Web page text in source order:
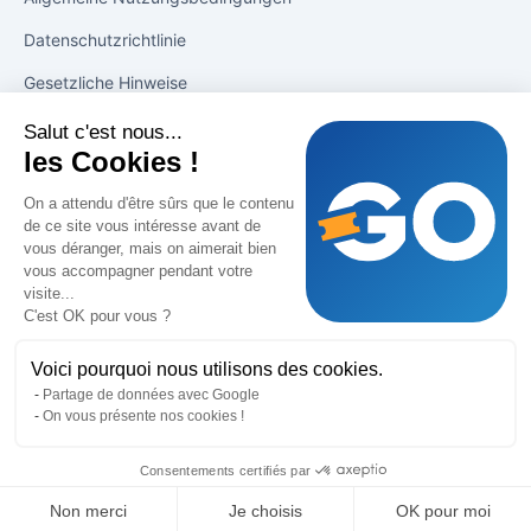
Salut c'est nous...
les Cookies !
On a attendu d'être sûrs que le contenu
de ce site vous intéresse avant de
vous déranger, mais on aimerait bien
vous accompagner pendant votre
visite...
C'est OK pour vous ?
Voici pourquoi nous utilisons des cookies.
Partage de données avec Google
On vous présente nos cookies !
Consentements certifiés par
Non merci Je choisis OK pour moi
Datenschutzrichtlinie
Gesetzliche Hinweise
Lösungen
Drucken mit 1 Klick
Verkäufe ankurbeln
Verfolgung der Verkäufe
Support
Blog